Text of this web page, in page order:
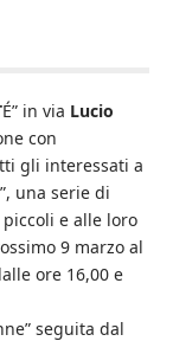
É” in via Lucio
con
gli interessati a
una serie di
e alle loro
9 marzo al
ore 16,00 e
seguita dal